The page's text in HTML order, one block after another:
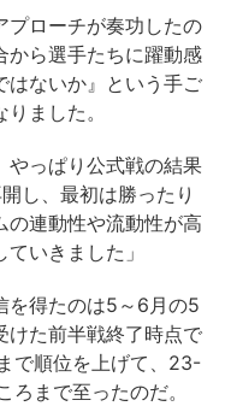
ローチが奏功したの
から選手たちに躍動感
はないか』という手ご
ました。
っぱり公式戦の結果
し、最初は勝ったり
の連動性や流動性が高
いきました」
得たのは5～6月の5
けた前半戦終了時点で
で順位を上げて、23-
まで至ったのだ。